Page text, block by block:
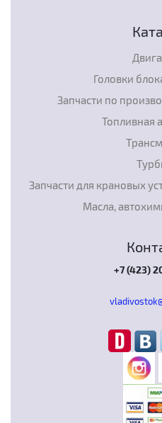
Головки
Запчасти по
Топливная
Запчасти для крановых
Масла,
+7 (423)